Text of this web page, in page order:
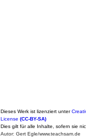
Dieses Werk ist lizenziert unter
License (CC-BY-SA)
Dies gilt für alle Inhalte, sofern sie
Autor: Gert Egle/www.teachsam.de